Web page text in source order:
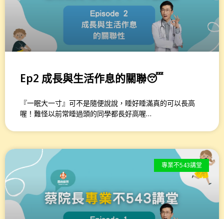
Ep2 成長與生活作息的關聯😴
『一眠大一寸』可不是隨便說說，睡好睡滿真的可以長高
喔！難怪以前常睡過頭的同學都長好高喔…
專業不543講堂